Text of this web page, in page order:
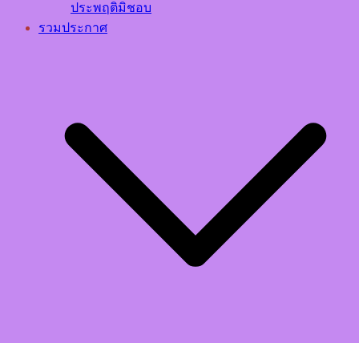
ประพฤติมิชอบ
รวมประกาศ